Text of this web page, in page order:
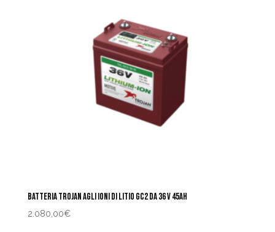
BATTERIA TROJAN AGLI IONI DI LITIO GC2 DA 36 V 45AH
2.080,00€